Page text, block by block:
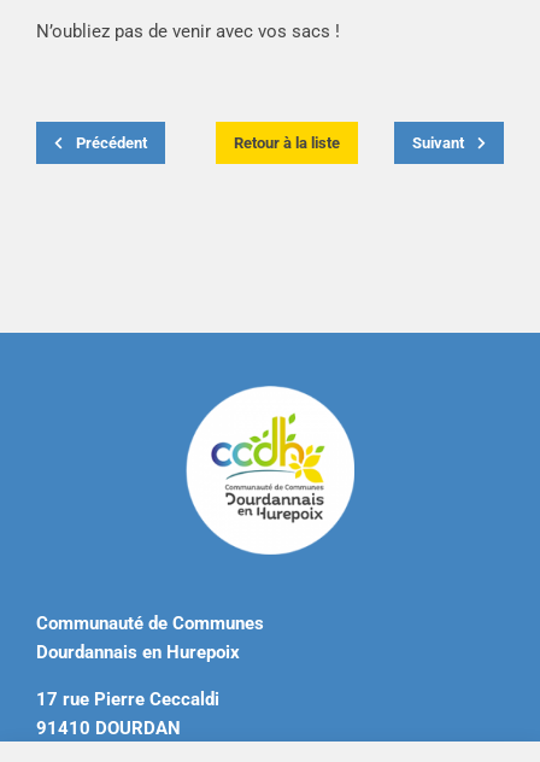
N’oubliez pas de venir avec vos sacs !
Précédent Retour à la liste Suivant
Communauté de Communes
Dourdannais en Hurepoix
17 rue Pierre Ceccaldi
91410 DOURDAN